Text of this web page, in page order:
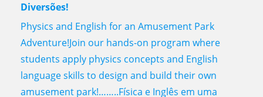
Diversões!
Physics and English for an Amusement Park
Adventure!Join our hands-on program where
students apply physics concepts and English
language skills to design and build their own
amusement park!……..Física e Inglês em uma